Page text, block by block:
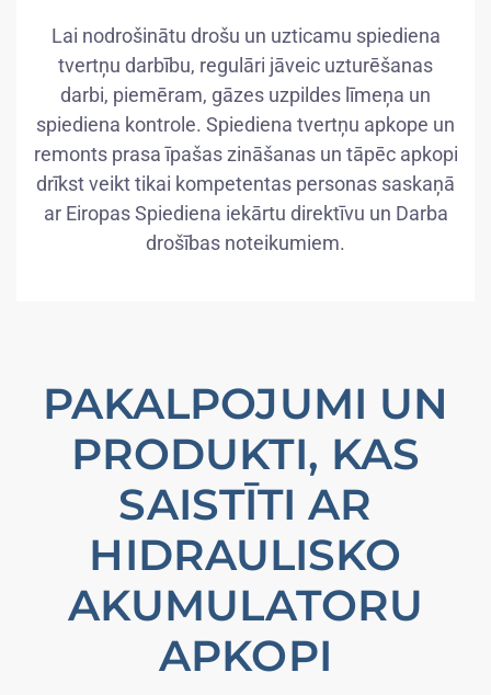
Lai nodrošinātu drošu un uzticamu spiediena
tvertņu darbību, regulāri jāveic uzturēšanas
darbi, piemēram, gāzes uzpildes līmeņa un
spiediena kontrole. Spiediena tvertņu apkope un
remonts prasa īpašas zināšanas un tāpēc apkopi
drīkst veikt tikai kompetentas personas saskaņā
ar Eiropas Spiediena iekārtu direktīvu un Darba
drošības noteikumiem.
PAKALPOJUMI UN
PRODUKTI, KAS
SAISTĪTI AR
HIDRAULISKO
AKUMULATORU
APKOPI